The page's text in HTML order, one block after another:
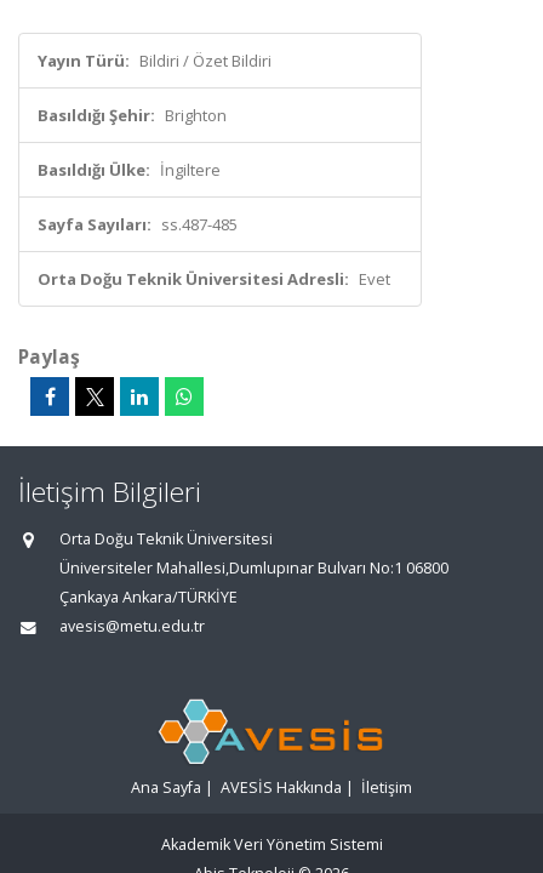
Yayın Türü: Bildiri / Özet Bildiri
Basıldığı Şehir: Brighton
Basıldığı Ülke: İngiltere
Sayfa Sayıları: ss.487-485
Orta Doğu Teknik Üniversitesi Adresli: Evet
Paylaş
İletişim Bilgileri
Orta Doğu Teknik Üniversitesi
Üniversiteler Mahallesi,Dumlupınar Bulvarı No:1 06800
Çankaya Ankara/TÜRKİYE
avesis@metu.edu.tr
Ana Sayfa | AVESİS Hakkında | İletişim
Akademik Veri Yönetim Sistemi